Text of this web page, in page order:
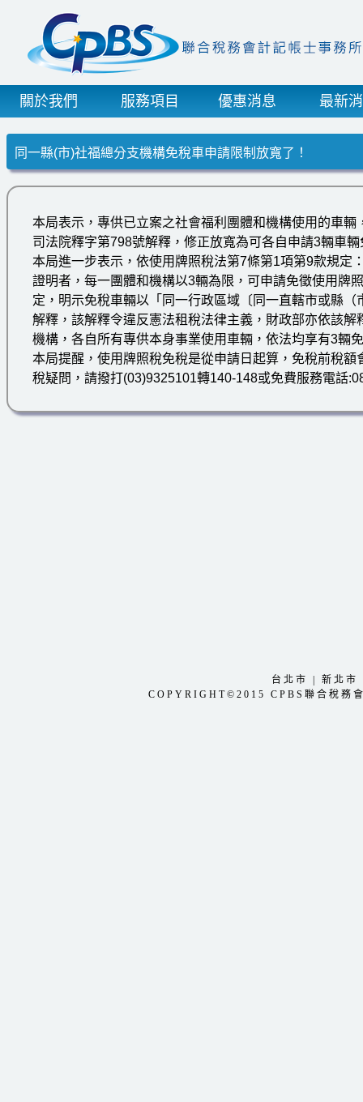
關於我們 服務項目 優惠消息 最新
同一縣(市)社福總分支機構免稅車申請限制放寬了！
本局表示，專供已立案之社會福利團體和機構使用的車
司法院釋字第798號解釋，修正放寬為可各自申請3輛車
本局進一步表示，依使用牌照稅法第7條第1項第9款規定
證明者，每一團體和機構以3輛為限，可申請免徵使用
定，明示免稅車輛以「同一行政區域〔同一直轄市或縣
解釋，該解釋令違反憲法租稅法律主義，財政部亦依該
機構，各自所有專供本身事業使用車輛，依法均享有3輛
本局提醒，使用牌照稅免稅是從申請日起算，免稅前稅
稅疑問，請撥打(03)9325101轉140-148或免費服務電話
台北市 新北市
COPYRIGHT©2015 CPBS聯合稅務